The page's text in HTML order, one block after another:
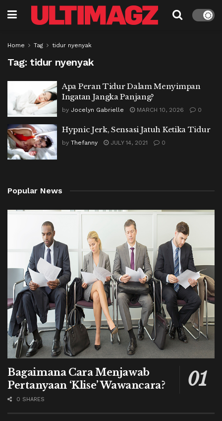
Home Tag tidur nyenyak
Tag: tidur nyenyak
Apa Peran Tidur Dalam Menyimpan
Ingatan Jangka Panjang?
by Jocelyn Gabrielle MARCH 10, 2026 0
Hypnic Jerk, Sensasi Jatuh Ketika Tidur
by Thefanny JULY 14, 2021 0
Popular News
Bagaimana Cara Menjawab
Pertanyaan ‘Klise’ Wawancara?
0 SHARES